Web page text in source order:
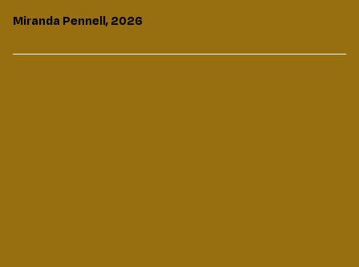
Miranda Pennell, 2026